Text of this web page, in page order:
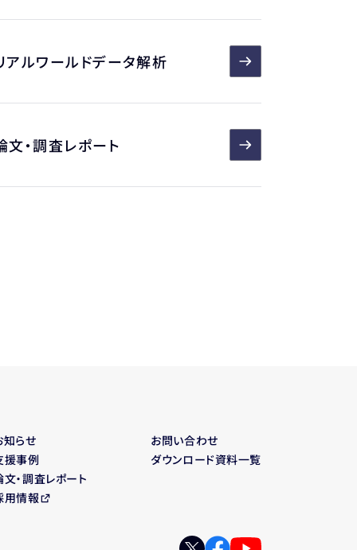
アルワールドデータ解析
文・調査レポート
知らせ
援事例
文・調査レポート
用情報
お問い合わせ
ダウンロード資料一覧